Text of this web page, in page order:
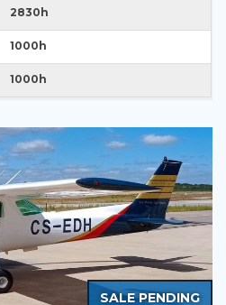
2830h
1000h
1000h
SALE PENDING